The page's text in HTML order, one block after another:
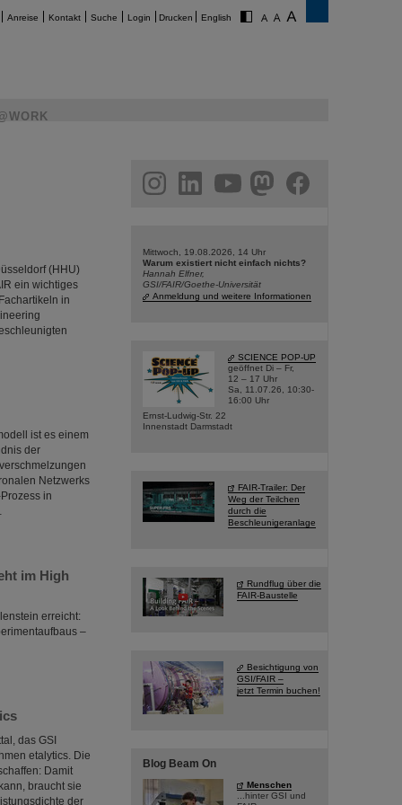
Anreise Kontakt Suche Login Drucken English
(HHU)
ein wichtiges
in
ist es einem
der
Netzwerks
in
im High
erreicht:
–
das GSI
etalytics. Die
Damit
braucht sie
der
facebook
Mittwoch, 19.08.2026, 14 Uhr
Warum existiert nicht einfach nichts?
Hannah Elfner,
GSI/FAIR/Goethe-Universität
Anmeldung und weitere Informationen
SCIENCE POP-UP
geöffnet Di – Fr,
12 – 17 Uhr
Sa, 11.07.26, 10:30-
16:00 Uhr
Ernst-Ludwig-Str. 22
Innenstadt Darmstadt
FAIR-Trailer: Der
Weg der Teilchen
durch die
Beschleunigeranlage
Rundflug über die
FAIR-Baustelle
Besichtigung von
GSI/FAIR –
jetzt Termin buchen!
Blog Beam On
Menschen
...hinter GSI und